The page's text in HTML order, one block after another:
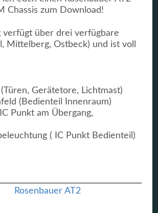
Chassis zum Download!
verfügt über drei verfügbare
Mittelberg, Ostbeck) und ist voll
Gerätetore, Lichtmast)
(Bedienteil Innenraum)
Punkt am Übergang,
( IC Punkt Bedienteil)